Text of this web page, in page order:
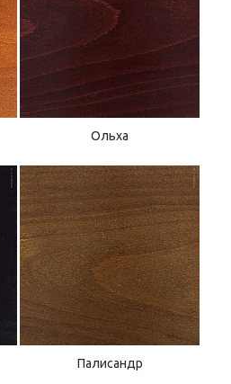
Ольха
Палисандр